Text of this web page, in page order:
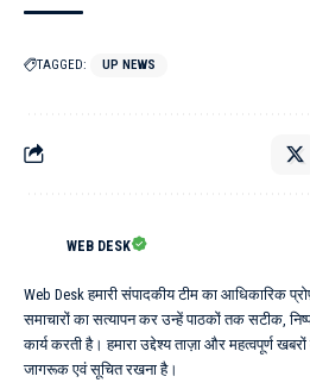
TAGGED: UP NEWS
WEB DESK
Web Desk हमारी संपादकीय टीम का आधिकारिक
समाचारों का सत्यापन कर उन्हें पाठकों तक सटीक,
कार्य करती है। हमारा उद्देश्य ताज़ा और महत्वपूर्ण
जागरूक एवं सूचित रखना है।